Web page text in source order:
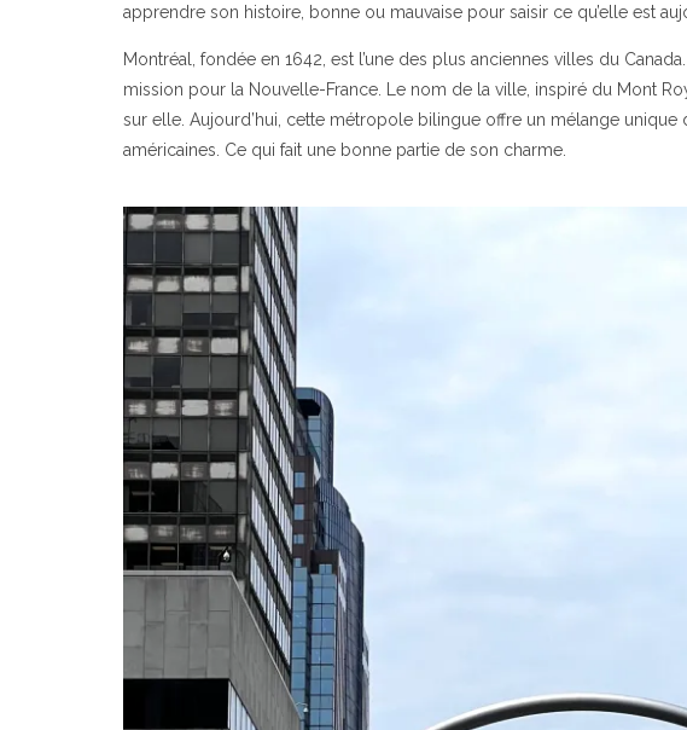
apprendre son histoire, bonne ou mauvaise pour saisir ce qu’elle est
Montréal, fondée en 1642, est l’une des plus anciennes villes du
mission pour la Nouvelle-France. Le nom de la ville, inspiré du Mont
sur elle. Aujourd’hui, cette métropole bilingue offre un mélange unique
américaines. Ce qui fait une bonne partie de son charme.